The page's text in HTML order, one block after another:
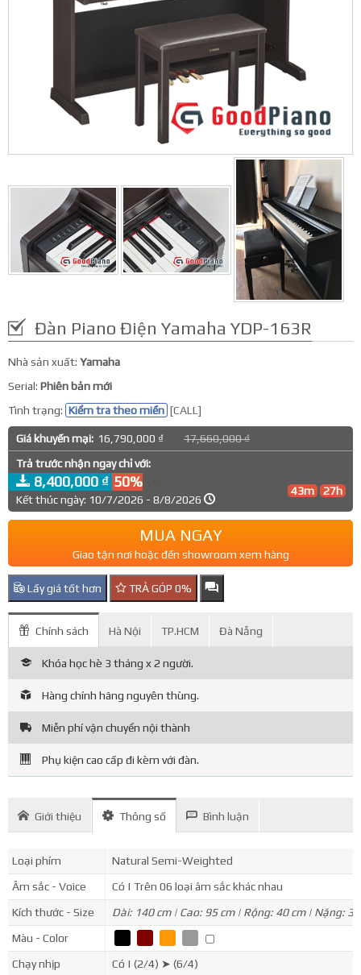
Đàn Piano Điện Yamaha YDP-163R
Nhà sản xuất: Yamaha
Serial: Phiên bản mới
Tình trạng: Kiểm tra theo miền [CALL]
43m 27h
Giá khuyến mại: 16,790,000 ₫
17,660,000 ₫
Trả trước nhận ngay chỉ với:
8,400,000 ₫ 50%
Kết thúc ngày: 10/7/2026 - 8/8/2026
MUA NGAY
Giao tận nơi hoặc đến showroom xem hàng
Lấy giá tốt hơn TRẢ GÓP 0%
Chính sách Hà Nội TP.HCM Đà Nẵng
Khóa học hè 3 tháng x 2 người.
Hàng chính hãng nguyên thùng.
Miễn phí vận chuyển nội thành
Phụ kiện cao cấp đi kèm với đàn.
Giới thiệu Thông số Bình luận
Loại phím
Natural Semi-Weighted
Âm sắc - Voice
Có | Trên 06 loại âm sắc khác nhau
Kích thước - Size
Dài: 140 cm | Cao: 95 cm | Rộng: 40 cm | Nặng:
Màu - Color
▢
Chạy nhịp
Có | (2/4) ➤ (6/4)